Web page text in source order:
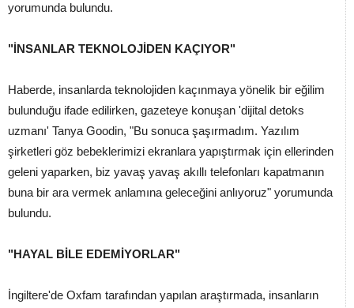
yorumunda bulundu.
"İNSANLAR TEKNOLOJİDEN KAÇIYOR"
Haberde, insanlarda teknolojiden kaçınmaya yönelik bir eğilim
bulunduğu ifade edilirken, gazeteye konuşan 'dijital detoks
uzmanı' Tanya Goodin, "Bu sonuca şaşırmadım. Yazılım
şirketleri göz bebeklerimizi ekranlara yapıştırmak için ellerinden
geleni yaparken, biz yavaş yavaş akıllı telefonları kapatmanın
buna bir ara vermek anlamına geleceğini anlıyoruz" yorumunda
bulundu.
"HAYAL BİLE EDEMİYORLAR"
İngiltere'de Oxfam tarafından yapılan araştırmada, insanların